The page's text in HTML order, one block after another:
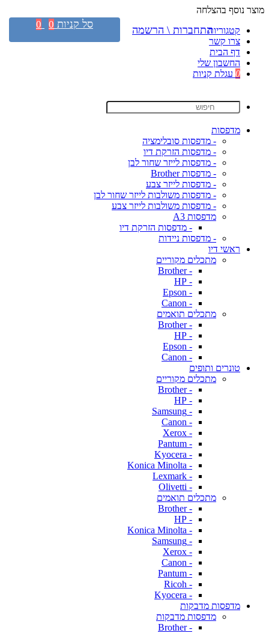
מוצר נוסף בהצלחה
קטגוריות
צרו קשר
דף הבית
החשבון שלי
0 עגלת קניות
מדפסות
- מדפסות סובלימציה
- מדפסות הזרקת דיו
- מדפסות לייזר שחור לבן
- מדפסות Brother
- מדפסות לייזר צבע
- מדפסות משולבות לייזר שחור לבן
- מדפסות משולבות לייזר צבע
מדפסות A3
- מדפסות הזרקת דיו
- מדפסות ניידות
ראשי דיו
מתכלים מקוריים
- Brother
- HP
- Epson
- Canon
מתכלים תואמים
- Brother
- HP
- Epson
- Canon
טונרים ותופים
מתכלים מקוריים
- Brother
- HP
- Samsung
- Canon
- Xerox
- Pantum
- Kyocera
- Konica Minolta
- Lexmark
- Olivetti
מתכלים תואמים
- Brother
- HP
- Konica Minolta
- Samsung
- Xerox
- Canon
- Pantum
- Ricoh
- Kyocera
מדפסות מדבקות
מדפסות מדבקות
- Brother
התחברות \ הרשמה סל קניות 0
0